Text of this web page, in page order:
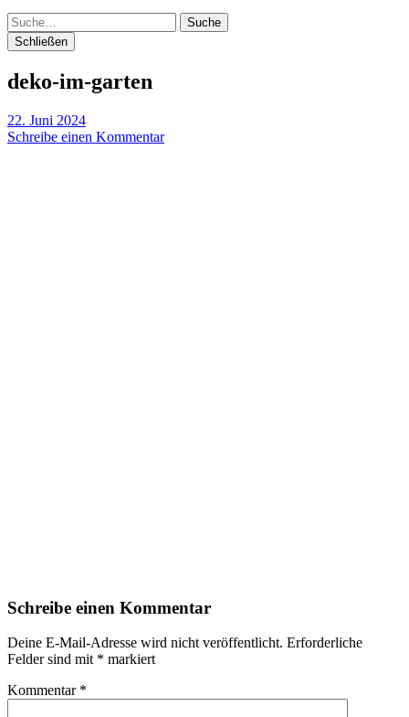
Suche
Schließen
deko-im-garten
22. Juni 2024
Schreibe einen Kommentar
Schreibe einen Kommentar
Deine E-Mail-Adresse wird nicht veröffentlicht. Erforderliche
Felder sind mit * markiert
Kommentar *